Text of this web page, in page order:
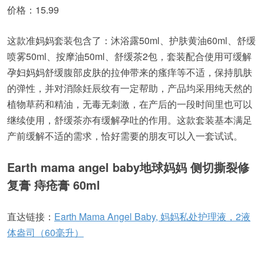
价格：15.99
这款准妈妈套装包含了：沐浴露50ml、护肤黄油60ml、舒缓
喷雾50ml、按摩油50ml、舒缓茶2包，套装配合使用可缓解
孕妇妈妈舒缓腹部皮肤的拉伸带来的瘙痒等不适，保持肌肤
的弹性，并对消除妊辰纹有一定帮助，产品均采用纯天然的
植物草药和精油，无毒无刺激，在产后的一段时间里也可以
继续使用，舒缓茶亦有缓解孕吐的作用。这款套装基本满足
产前缓解不适的需求，恰好需要的朋友可以入一套试试。
Earth mama angel baby地球妈妈 侧切撕裂修
复膏 痔疮膏 60ml
直达链接： Earth Mama Angel Baby, 妈妈私处护理液，2液
体盎司（60毫升）